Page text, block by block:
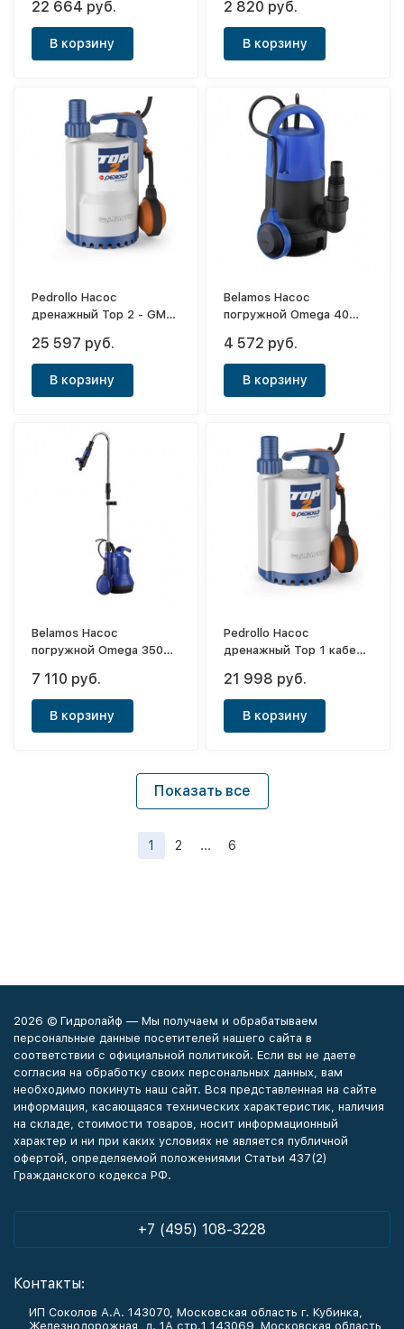
22 664 руб.
В корзину
2 820 руб.
В корзину
Pedrollo Насос
дренажный Top 2 - GM
25 597 руб.
В корзину
Belamos Насос
погружной Omega 40
4 572 руб.
В корзину
Belamos Насос
погружной Omega 350
10м
7 110 руб.
В корзину
Pedrollo Насос
дренажный Top 1 кабель
21 998 руб.
В корзину
Показать все
1 2 ... 6
2026 © Гидролайф — Мы получаем и обрабатываем
персональные данные посетителей нашего сайта в
соответствии с официальной политикой. Если вы не даете
согласия на обработку своих персональных данных, вам
необходимо покинуть наш сайт. Вся представленная на сайте
информация, касающаяся технических характеристик, наличия
на складе, стоимости товаров, носит информационный
характер и ни при каких условиях не является публичной
офертой, определяемой положениями Статьи 437(2)
Гражданского кодекса РФ.
+7 (495) 108-3228
Контакты:
ИП Соколов А.А. 143070, Московская область г. Кубинка,
Железнодорожная, д. 1А стр.1 143069, Московская область,